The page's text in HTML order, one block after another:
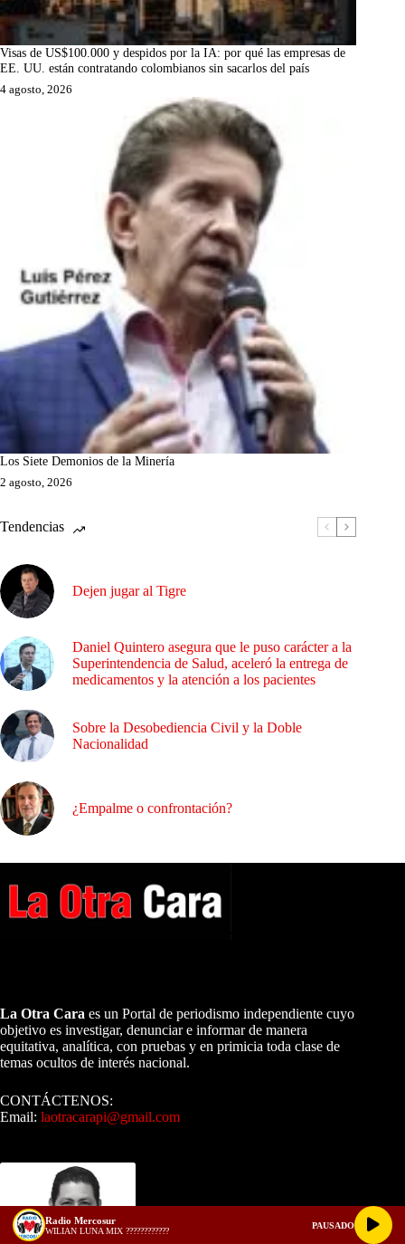
Visas de US$100.000 y despidos por la IA: por qué las empresas de
EE. UU. están contratando colombianos sin sacarlos del país
4 agosto, 2026
Los Siete Demonios de la Minería
2 agosto, 2026
Tendencias
Dejen jugar al Tigre
Daniel Quintero asegura que le puso carácter a la
Superintendencia de Salud, aceleró la entrega de
medicamentos y la atención a los pacientes
Sobre la Desobediencia Civil y la Doble
Nacionalidad
¿Empalme o confrontación?
La Otra Cara es un Portal de periodismo independiente cuyo
objetivo es investigar, denunciar e informar de manera
equitativa, analítica, con pruebas y en primicia toda clase de
temas ocultos de interés nacional.
CONTÁCTENOS:
Email: laotracarapi@gmail.com
Radio Mercosur
WILIAN LUNA MIX ????????????
PAUSADO